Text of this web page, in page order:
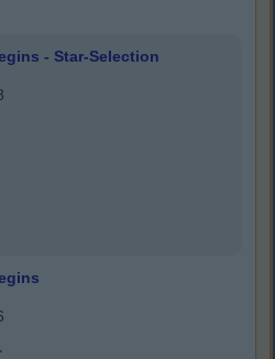
- Star-Selection